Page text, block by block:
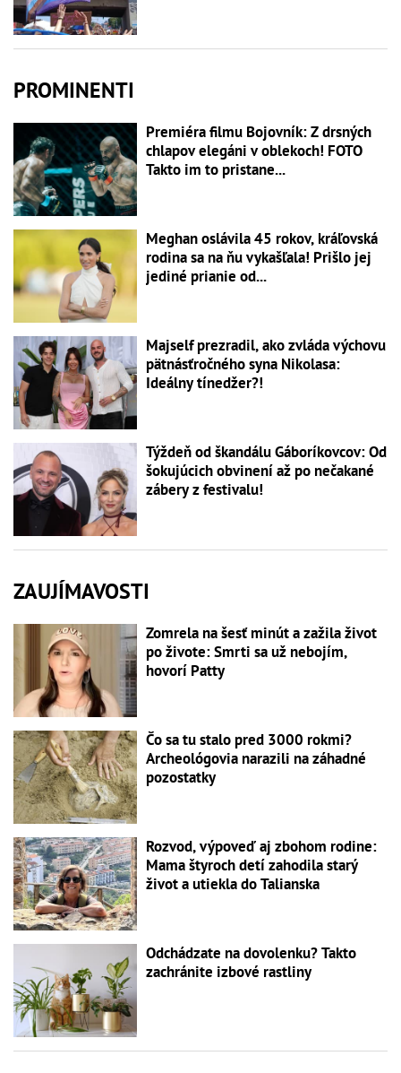
PROMINENTI
Premiéra filmu Bojovník: Z drsných
chlapov elegáni v oblekoch! FOTO
Takto im to pristane...
Meghan oslávila 45 rokov, kráľovská
rodina sa na ňu vykašľala! Prišlo jej
jediné prianie od...
Majself prezradil, ako zvláda výchovu
pätnásťročného syna Nikolasa:
Ideálny tínedžer?!
Týždeň od škandálu Gáboríkovcov: Od
šokujúcich obvinení až po nečakané
zábery z festivalu!
ZAUJÍMAVOSTI
Zomrela na šesť minút a zažila život
po živote: Smrti sa už nebojím,
hovorí Patty
Čo sa tu stalo pred 3000 rokmi?
Archeológovia narazili na záhadné
pozostatky
Rozvod, výpoveď aj zbohom rodine:
Mama štyroch detí zahodila starý
život a utiekla do Talianska
Odchádzate na dovolenku? Takto
zachránite izbové rastliny